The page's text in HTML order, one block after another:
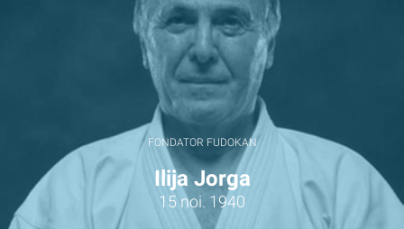
FONDATOR FUDOKAN
Ilija Jorga
15 noi. 1940